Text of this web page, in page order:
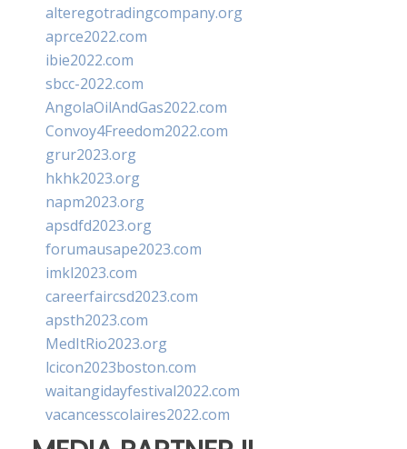
alteregotradingcompany.org
aprce2022.com
ibie2022.com
sbcc-2022.com
AngolaOilAndGas2022.com
Convoy4Freedom2022.com
grur2023.org
hkhk2023.org
napm2023.org
apsdfd2023.org
forumausape2023.com
imkl2023.com
careerfaircsd2023.com
apsth2023.com
MedItRio2023.org
lcicon2023boston.com
waitangidayfestival2022.com
vacancesscolaires2022.com